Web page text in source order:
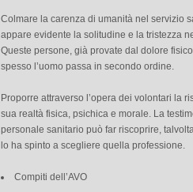
Colmare la carenza di umanità nel servizio
appare evidente la solitudine e la tristezza
Queste persone, già provate dal dolore
spesso l’uomo passa in secondo ordine.
Proporre attraverso l’opera dei volontari la
sua realtà fisica, psichica e morale. La
personale sanitario può far riscoprire,
lo ha spinto a scegliere quella professione.
Compiti dell’AVO